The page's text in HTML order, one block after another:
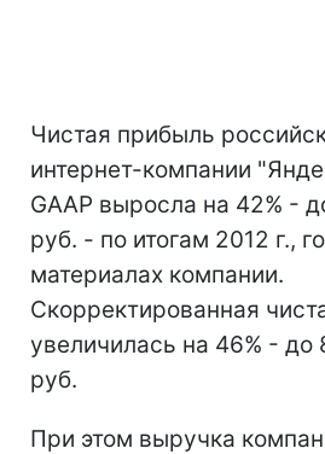
Чистая прибыль
интернет-компании
GAAP выросла на 42% -
руб. - по итогам 2012 г.,
материалах компании.
Скорректированная
увеличилась на 46% - до
руб.
При этом выручка